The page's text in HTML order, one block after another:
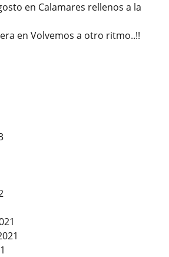
en Calamares rellenos a la
en Volvemos a otro ritmo..!!